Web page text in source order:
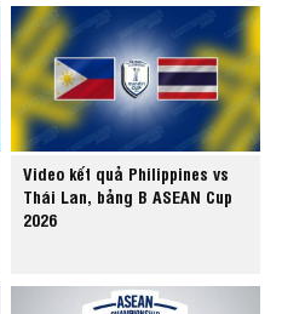
Video kết quả Philippines vs
Thái Lan, bảng B ASEAN Cup
2026